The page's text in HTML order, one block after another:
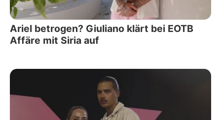
Ariel betrogen? Giuliano klärt bei EOTB
Affäre mit Siria auf